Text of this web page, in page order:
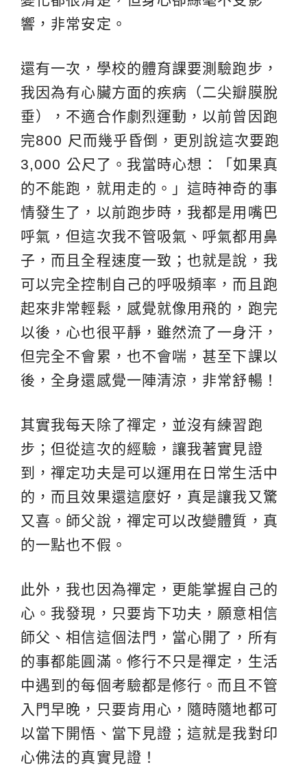
響，非常安定。
還有一次，學校的體育課要測驗跑步，
我因為有心臟方面的疾病（二尖瓣膜脫
垂），不適合作劇烈運動，以前曾因跑
完800 尺而幾乎昏倒，更別說這次要跑
3,000 公尺了。我當時心想：「如果真
的不能跑，就用走的。」這時神奇的事
情發生了，以前跑步時，我都是用嘴巴
呼氣，但這次我不管吸氣、呼氣都用鼻
子，而且全程速度一致；也就是說，我
可以完全控制自己的呼吸頻率，而且跑
起來非常輕鬆，感覺就像用飛的，跑完
以後，心也很平靜，雖然流了一身汗，
但完全不會累，也不會喘，甚至下課以
後，全身還感覺一陣清涼，非常舒暢！
其實我每天除了禪定，並沒有練習跑
步；但從這次的經驗，讓我著實見證
到，禪定功夫是可以運用在日常生活中
的，而且效果還這麼好，真是讓我又驚
又喜。師父說，禪定可以改變體質，真
的一點也不假。
此外，我也因為禪定，更能掌握自己的
心。我發現，只要肯下功夫，願意相信
師父、相信這個法門，當心開了，所有
的事都能圓滿。修行不只是禪定，生活
中遇到的每個考驗都是修行。而且不管
入門早晚，只要肯用心，隨時隨地都可
以當下開悟、當下見證；這就是我對印
心佛法的真實見證！